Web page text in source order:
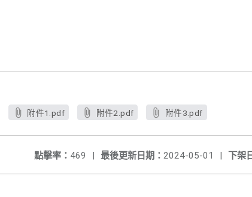
附件1.pdf 附件2.pdf 附件3.pdf
下架
最後更新日期： 2024-05-01 |
點擊率： 469 |